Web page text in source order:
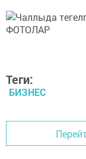
Теги:
БИЗНЕС